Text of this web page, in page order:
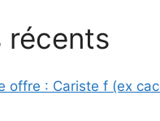
récents
offre : Cariste f (ex